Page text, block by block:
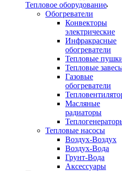
Тепловое оборудование
Обогреватели
Конвекторы
электрические
Инфракрасные
обогреватели
Тепловые
Тепловые
Газовые
обогреватели
Масляные
радиаторы
Тепловые насосы
Воздух-Воздух
Воздух-Вода
Грунт-Вода
Аксессуары